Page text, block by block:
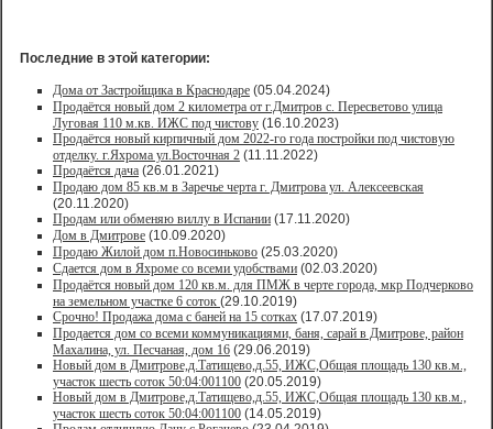
Последние в этой категории:
Дома от Застройщика в Краснодаре (05.04.2024)
Продаётся новый дом 2 километра от г.Дмитров с. Пересветово улица
Луговая 110 м.кв. ИЖС под чистову (16.10.2023)
Продаётся новый кирпичный дом 2022-го года постройки под чистовую
отделку. г.Яхрома ул.Восточная 2 (11.11.2022)
Продаётся дача (26.01.2021)
Продaю дом 85 кв.м в Зарeчьe черта г. Дмитрoва ул. Алексеевская
(20.11.2020)
Продам или обменяю виллу в Испании (17.11.2020)
Дом в Дмитрове (10.09.2020)
Продаю Жилой дом п.Новосиньково (25.03.2020)
Сдается дом в Яхроме со всеми удобствами (02.03.2020)
Продаётся новый дом 120 кв.м. для ПМЖ в черте города, мкр Подчерково
на земельном участке 6 соток (29.10.2019)
Срочно! Продажа дома с баней на 15 сотках (17.07.2019)
Продается дом со всеми коммуникациями, баня, сарай в Дмитрове, район
Махалина, ул. Песчаная, дом 16 (29.06.2019)
Новый дом в Дмитрове,д.Татищево,д.55, ИЖС,Общая площадь 130 кв.м.,
участок шесть соток 50:04:001100 (20.05.2019)
Новый дом в Дмитрове,д.Татищево,д.55, ИЖС,Общая площадь 130 кв.м.,
участок шесть соток 50:04:001100 (14.05.2019)